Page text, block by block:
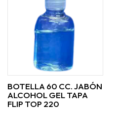
BOTELLA 60 CC. JABÓN
ALCOHOL GEL TAPA
FLIP TOP 220